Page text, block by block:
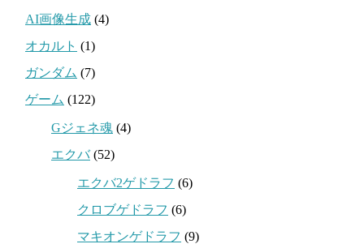
AI画像生成 (4)
オカルト (1)
ガンダム (7)
ゲーム (122)
Gジェネ魂 (4)
エクバ(52)
エクバ2ゲドラフ (6)
クロブゲドラフ (6)
マキオンゲドラフ (9)